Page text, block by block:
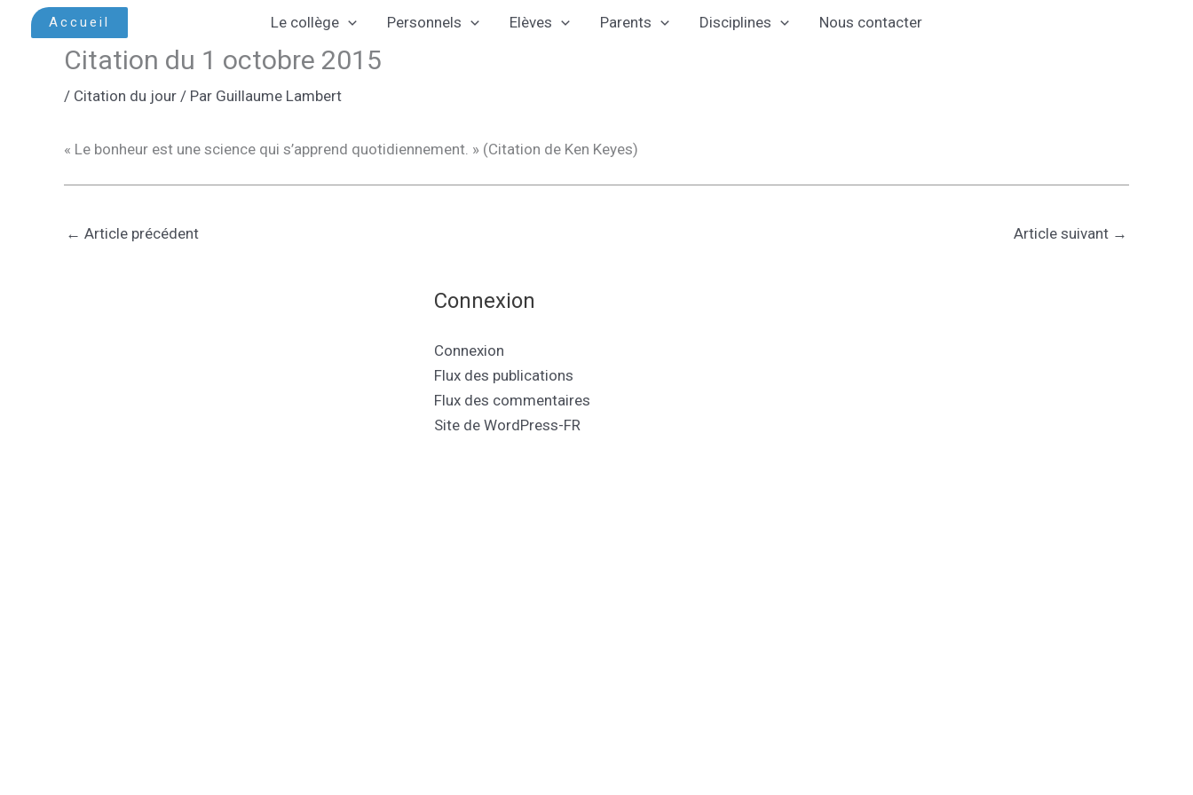
Accueil Le collège Personnels Elèves Parents Disciplines Nous contacter
Citation du 1 octobre 2015
/ Citation du jour / Par Guillaume Lambert
« Le bonheur est une science qui s’apprend quotidiennement. » (Citation de Ken Keyes)
← Article précédent Article suivant →
Connexion
Connexion
Flux des publications
Flux des commentaires
Site de WordPress-FR